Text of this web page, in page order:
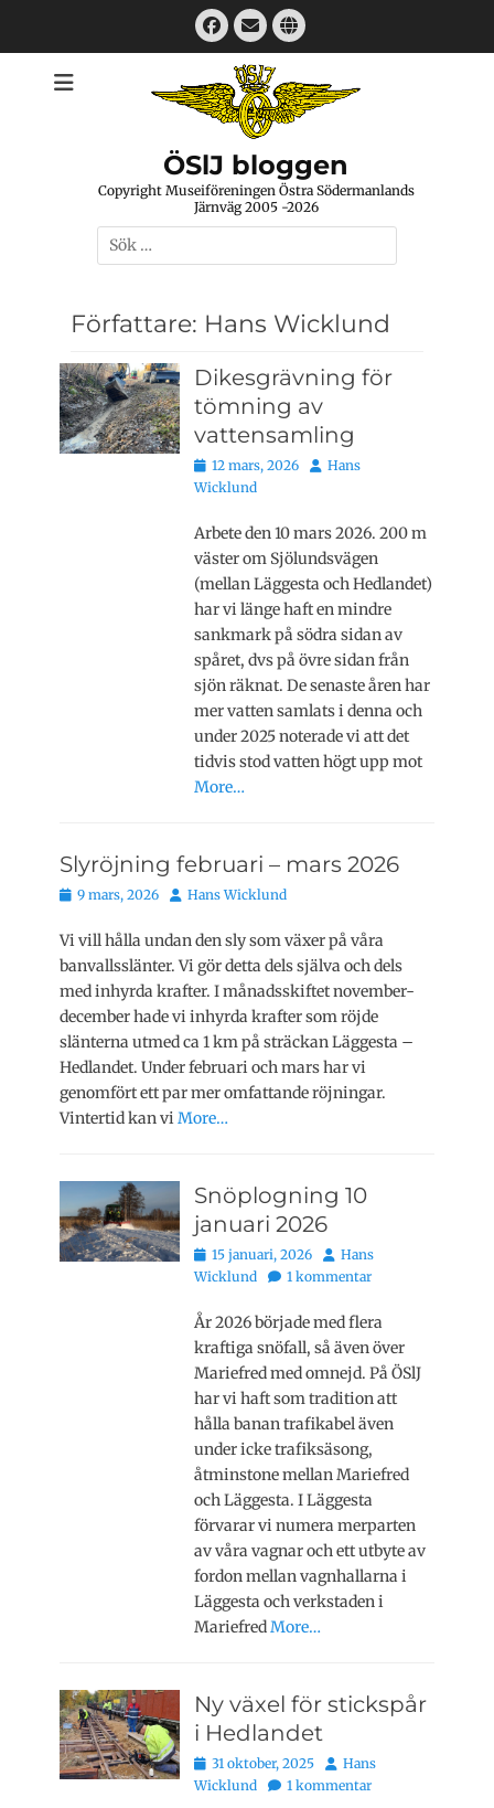
Facebook
E-
mail
Webbplats
ÖSlJ bloggen
Copyright Museiföreningen Östra Södermanlands
Järnväg 2005 -2026
Sök
efter:
Författare: Hans Wicklund
Dikesgrävning för
tömning av
vattensamling
Publicerat
den
12 mars, 2026 Författare
Hans
Wicklund
Arbete den 10 mars 2026. 200 m
väster om Sjölundsvägen
(mellan Läggesta och Hedlandet)
har vi länge haft en mindre
sankmark på södra sidan av
spåret, dvs på övre sidan från
sjön räknat. De senaste åren har
mer vatten samlats i denna och
under 2025 noterade vi att det
tidvis stod vatten högt upp mot
More…
Slyröjning februari – mars 2026
Publicerat
9 mars, 2026 Författare
Hans Wicklund
Vi vill hålla undan den sly som växer på våra
banvallsslänter. Vi gör detta dels själva och dels
med inhyrda krafter. I månadsskiftet november-
december hade vi inhyrda krafter som röjde
slänterna utmed ca 1 km på sträckan Läggesta –
Hedlandet. Under februari och mars har vi
genomfört ett par mer omfattande röjningar.
Vintertid kan viMore…
Snöplogning 10
januari 2026
Publicerat
den
15 januari, 2026 Författare
Hans
Wicklund
1 kommentar
År 2026 började med flera
kraftiga snöfall, så även över
Mariefred med omnejd. På ÖSlJ
har vi haft som tradition att
hålla banan trafikabel även
under icke trafiksäsong,
åtminstone mellan Mariefred
och Läggesta. I Läggesta
förvarar vi numera merparten
av våra vagnar och ett utbyte av
fordon mellan vagnhallarna i
Läggesta och verkstaden i
MariefredMore…
Ny växel för stickspår
i Hedlandet
Publicerat
den
31 oktober, 2025 Författare
Hans
Wicklund
1 kommentar